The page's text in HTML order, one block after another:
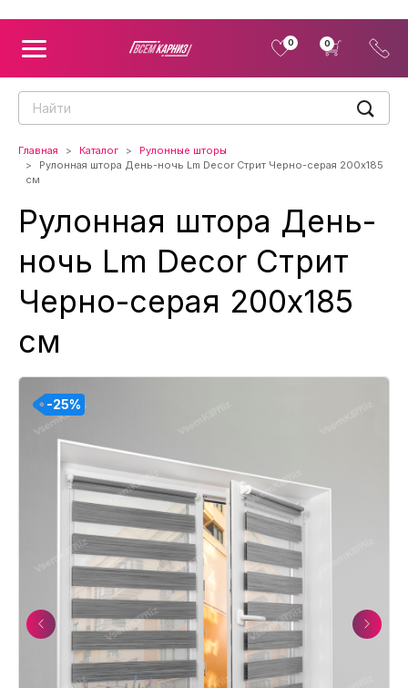
0 0
Главная Каталог
Рулонные шторы
Рулонная штора День-ночь Lm Decor Стрит Черно-серая 200x185
см
Рулонная штора День-
ночь Lm Decor Стрит
Черно-серая 200x185
см
Previous
-25%
-25%
-25%
-25%
-25%
-25%
-25%
-25%
-25%
-25%
-25%
Next